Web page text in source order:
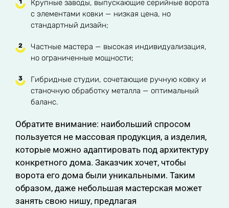
Крупные заводы, выпускающие серийные ворота
с элементами ковки — низкая цена, но
стандартный дизайн;
Частные мастера — высокая индивидуализация,
но ограниченные мощности;
Гибридные студии, сочетающие ручную ковку и
станочную обработку металла — оптимальный
баланс.
Обратите внимание: наибольший спросом
пользуется не массовая продукция, а изделия,
которые можно адаптировать под архитектуру
конкретного дома. Заказчик хочет, чтобы
ворота его дома были уникальными. Таким
образом, даже небольшая мастерская может
занять свою нишу, предлагая